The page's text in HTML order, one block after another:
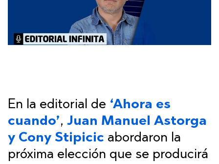
En la editorial de ‘Ahora es
cuando’, Juan Manuel Astorga
y Cony Stipicic abordaron la
próxima elección que se producirá